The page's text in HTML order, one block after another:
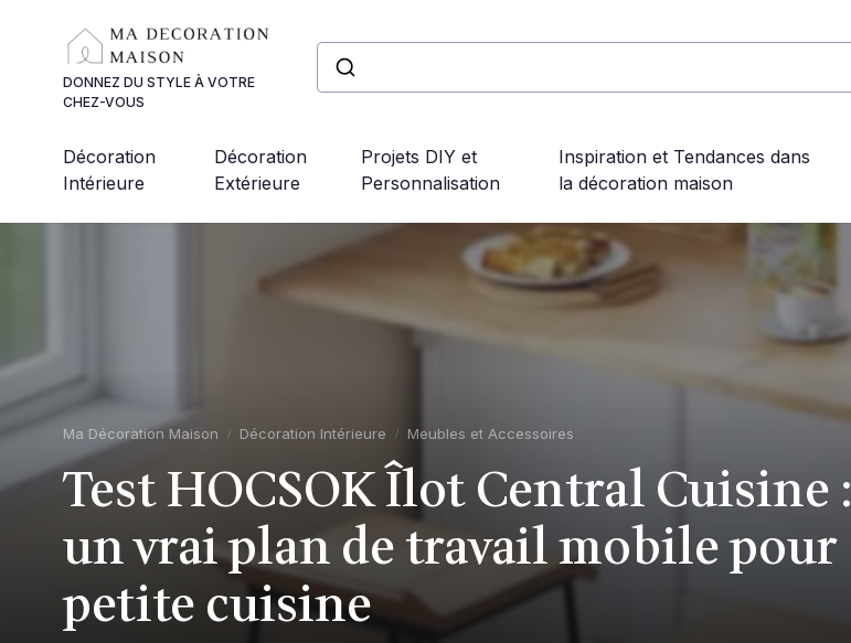
DONNEZ DU STYLE À VOTRE
CHEZ-VOUS
Décoration
Intérieure
Décoration
Extérieure
Projets DIY et
Personnalisation
Inspiration et Tendances dans
la décoration maison
Ma Décoration Maison Décoration Intérieure Meubles et Accessoires
Test HOCSOK Îlot Central Cuisine :
un vrai plan de travail mobile pour
petite cuisine